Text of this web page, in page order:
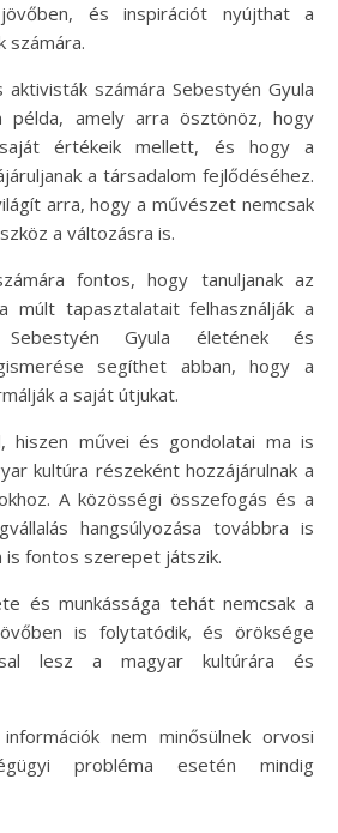
és inspirációt nyújthat a
számára.
számára Sebestyén Gyula
amely arra ösztönöz, hogy
értékeik mellett, és hogy a
a társadalom fejlődéséhez.
arra, hogy a művészet nemcsak
a változásra is.
fontos, hogy tanuljanak az
múlt tapasztalatait felhasználják a
Gyula életének és
segíthet abban, hogy a
a saját útjukat.
hiszen művei és gondolatai ma is
kultúra részeként hozzájárulnak a
A közösségi összefogás és a
hangsúlyozása továbbra is
is fontos szerepet játszik.
és munkássága tehát nemcsak a
is folytatódik, és öröksége
lesz a magyar kultúrára és
nem minősülnek orvosi
probléma esetén mindig